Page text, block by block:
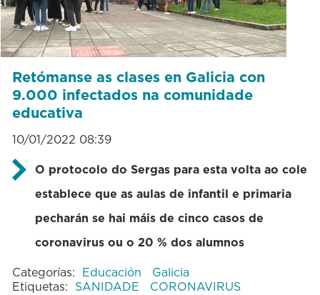
Retómanse as clases en Galicia con
9.000 infectados na comunidade
educativa
10/01/2022 08:39
O protocolo do Sergas para esta volta ao cole
establece que as aulas de infantil e primaria
pecharán se hai máis de cinco casos de
coronavirus ou o 20 % dos alumnos
Categorías: Educación
Galicia
Etiquetas: SANIDADE CORONAVIRUS